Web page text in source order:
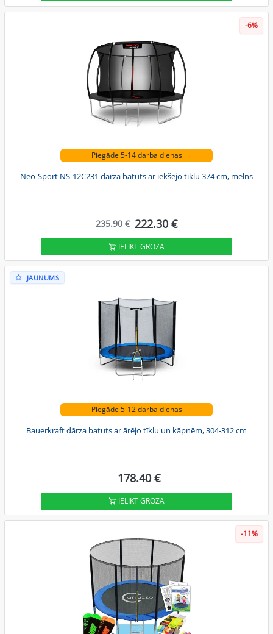
-6%
Piegāde 5-14 darba dienas
Neo-Sport NS-12C231 dārza batuts ar iekšējo tīklu 374 cm, melns
235.90 € 222.30 €
IELIKT GROZĀ
JAUNUMS
Piegāde 5-12 darba dienas
Bauerkraft dārza batuts ar ārējo tīklu un kāpnēm, 304-312 cm
178.40 €
IELIKT GROZĀ
-11%